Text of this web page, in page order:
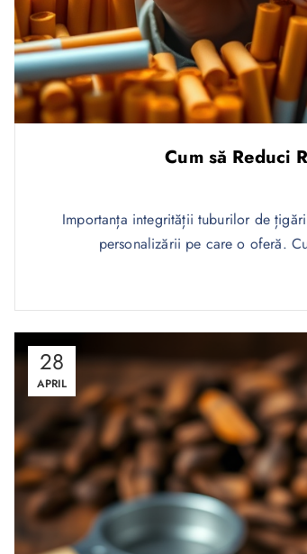
Cum să Reduci
Importanța integrității tuburilor de
personalizării pe care o oferă.
28
APRIL